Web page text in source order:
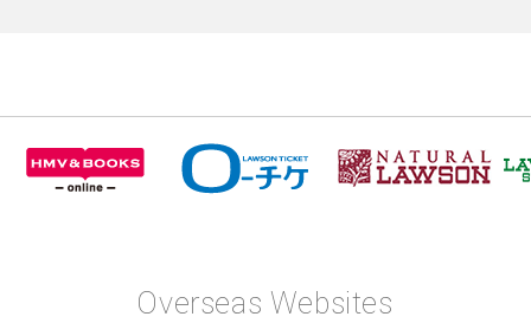
Overseas Websites